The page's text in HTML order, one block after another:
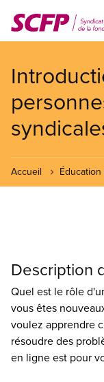
au
contenu
Accueil
Description
Quel est le rôle
vous êtes
voulez apprendre
résoudre des
en ligne est pour